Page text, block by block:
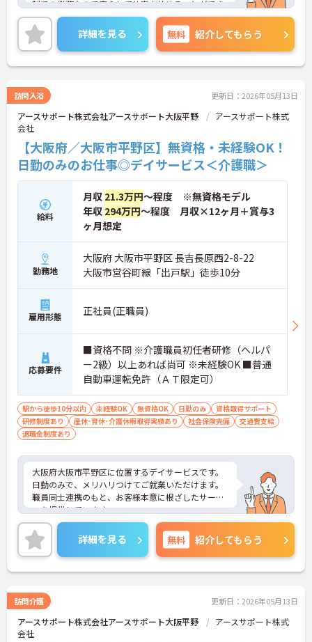
制での業務なので安心して仕事を始めることができ
ます！
ご興味ある方には、面接対策ポイントなど、さらに
詳細をお話しいたしますのでお気軽にご相談くださ
い。
詳細を見る 無料 紹介してもらう
訪問入浴 更新日：2026年05月13日
アースサポート株式会社アースサポート大阪平野
アースサポート株式
会社
【大阪府／大阪市平野区】無資格・未経験OK！
日勤のみのお仕事◎デイサービス＜介護職＞
給料
月収 21.3万円～程度 ※無資格モデル
年収 294万円～程度 月収×12ヶ月＋賞与3
ヶ月想定
勤務地
大阪府 大阪市平野区 長吉長原西2-8-22
大阪市営谷町線「出戸駅」徒歩10分
雇用形態 正社員(正職員)
応募要件
■資格不問 ※介護職員初任者研修（ヘルパ
ー2級）以上あれば尚可 ※未経験OK ■普通
自動車運転免許（ＡＴ限定可）
駅から徒歩10分以内 未経験OK 無資格OK 日勤のみ
資格取得サポート
研修制度あり
産休･育休･介護休暇取得実績あり 社会保険完備
交通費支給
退職金制度あり
大阪府大阪市平野区に位置するデイサービスです。
日勤のみで、メリハリつけてご就業いただけます。
職員同士連携のもと、お客様本意に根ざしたサービ
スを提供しています。
未経験の方も、ベテランスタッフがしっかりとフォ
ローしてくださいますので、安心してスタートいた
だけます。
ご興味のある方には、面接対策ポイントなど、さら
に詳細をお話しいたしますのでお気軽にご相談くだ
詳細を見る 無料 紹介してもらう
訪問介護 更新日：2026年05月13日
アースサポート株式会社アースサポート大阪平野
アースサポート株式
会社